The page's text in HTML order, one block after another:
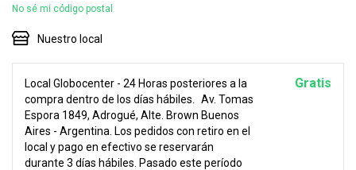
No sé mi código postal
Nuestro local
Local Globocenter - 24 Horas posteriores a la
compra dentro de los días hábiles.
Av. Tomas
Espora 1849, Adrogué, Alte. Brown Buenos
Aires - Argentina. Los pedidos con retiro en el
local y pago en efectivo se reservarán
durante 3 días hábiles. Pasado este período
Gratis